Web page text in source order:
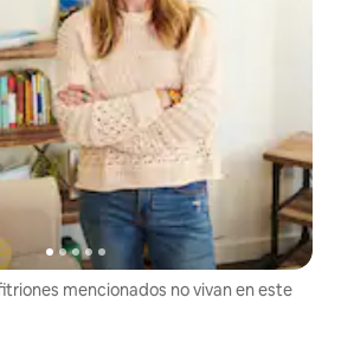
mencionados no vivan en este